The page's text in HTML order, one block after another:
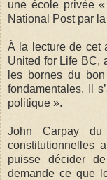
une école privée
National Post par la
À la lecture de cet
United for Life BC,
les bornes du
fondamentales. Il
politique ».
John Carpay
constitutionnelles
puisse décider
demande ce que